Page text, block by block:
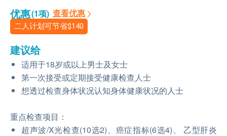
优惠(1项) 查看优惠
二人计划可节省$140
建议给
适用于18岁或以上男士及女士
第一次接受或定期接受健康检查人士
想透过检查身体状况认知身体健康状况的人士
重点检查项目：
超声波/X光检查(10选2)、癌症指标(6选4)、 乙型肝炎